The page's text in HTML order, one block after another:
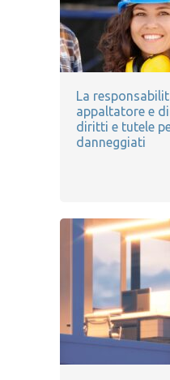
La
appaltatore e
diritti e tutele
danneggiati